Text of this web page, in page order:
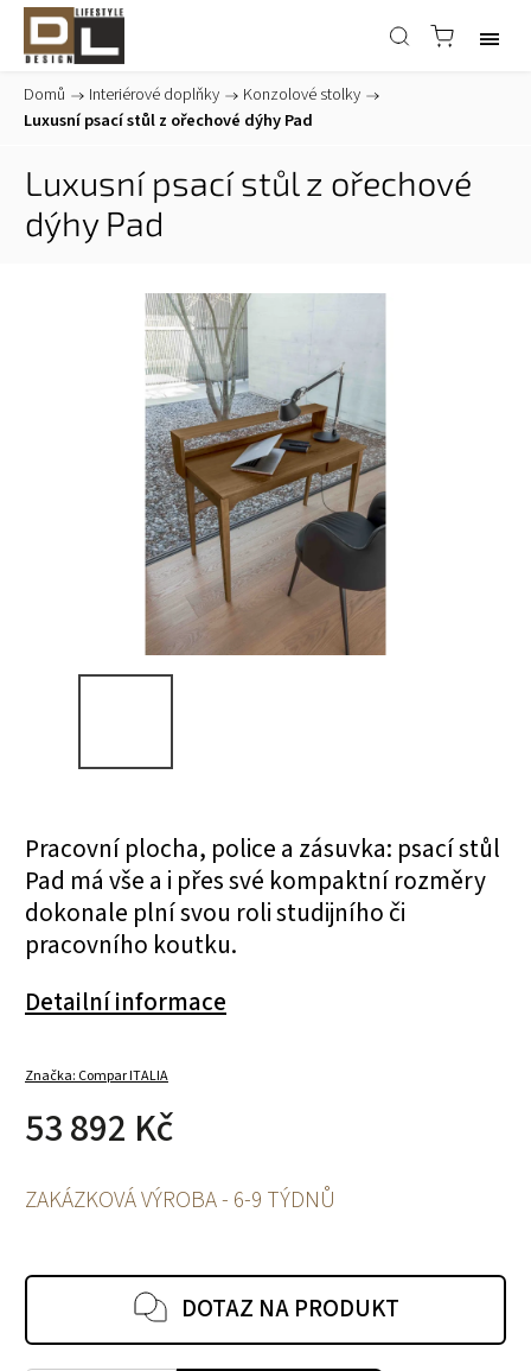
Domů / Interiérové doplňky / Konzolové stolky /
Luxusní psací stůl z ořechové dýhy Pad
Luxusní psací stůl z ořechové
dýhy Pad
Pracovní plocha, police a zásuvka: psací stůl
Pad má vše a i přes své kompaktní rozměry
dokonale plní svou roli studijního či
pracovního koutku.
Detailní informace
Značka: Compar ITALIA
53 892 Kč
ZAKÁZKOVÁ VÝROBA - 6-9 TÝDNŮ
DOTAZ NA PRODUKT